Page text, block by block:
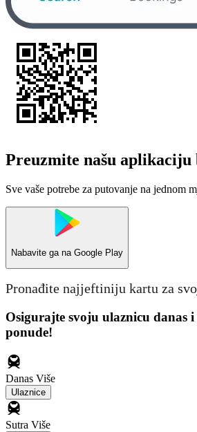
Preuzmite našu aplikaciju
Sve vaše potrebe za putovanje na jednom
Nabavite ga na Google Play
Pronađite najjeftiniju kartu za
Osigurajte svoju ulaznicu danas
ponude!
Danas Više
Ulaznice
Sutra Više